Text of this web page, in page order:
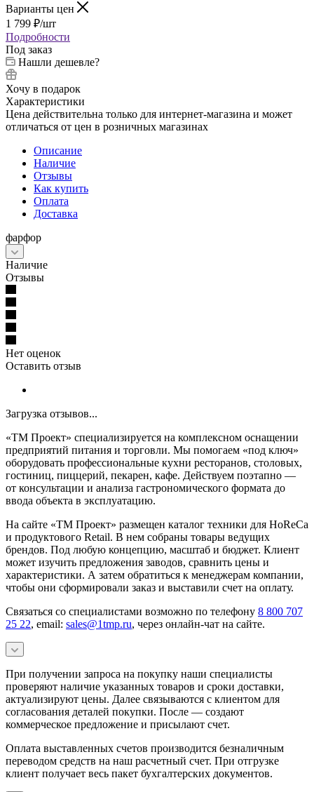
Варианты цен
1 799 ₽/шт
Подробности
Под заказ
Нашли дешевле?
Хочу в подарок
Характеристики
Цена действительна только для интернет-магазина и может
отличаться от цен в розничных магазинах
Описание
Наличие
Отзывы
Как купить
Оплата
Доставка
фарфор
Наличие
Отзывы
Нет оценок
Оставить отзыв
Загрузка отзывов...
«ТМ Проект» специализируется на комплексном оснащении
предприятий питания и торговли. Мы помогаем «под ключ»
оборудовать профессиональные кухни ресторанов, столовых,
гостиниц, пиццерий, пекарен, кафе. Действуем поэтапно —
от консультации и анализа гастрономического формата до
ввода объекта в эксплуатацию.
На сайте «ТМ Проект» размещен каталог техники для HoReCa
и продуктового Retail. В нем собраны товары ведущих
брендов. Под любую концепцию, масштаб и бюджет. Клиент
может изучить предложения заводов, сравнить цены и
характеристики. А затем обратиться к менеджерам компании,
чтобы они сформировали заказ и выставили счет на оплату.
Связаться со специалистами возможно по телефону 8 800 707
25 22, email: sales@1tmp.ru, через онлайн-чат на сайте.
При получении запроса на покупку наши специалисты
проверяют наличие указанных товаров и сроки доставки,
актуализируют цены. Далее связываются с клиентом для
согласования деталей покупки. После — создают
коммерческое предложение и присылают счет.
Оплата выставленных счетов производится безналичным
переводом средств на наш расчетный счет. При отгрузке
клиент получает весь пакет бухгалтерских документов.